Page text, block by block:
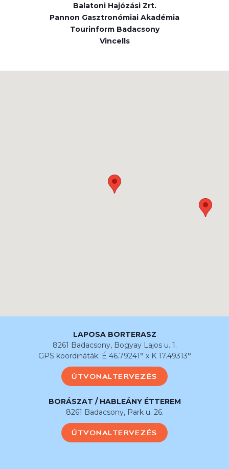
Balatoni Hajózási Zrt.
Pannon Gasztronómiai Akadémia
Tourinform Badacsony
Vincells
LAPOSA BORTERASZ
8261 Badacsony, Bogyay Lajos u. 1.
GPS koordináták: É 46.79241° x K 17.49313°
ÚTVONALTERVEZÉS
BORÁSZAT / HABLEÁNY ÉTTEREM
8261 Badacsony, Park u. 26.
ÚTVONALTERVEZÉS